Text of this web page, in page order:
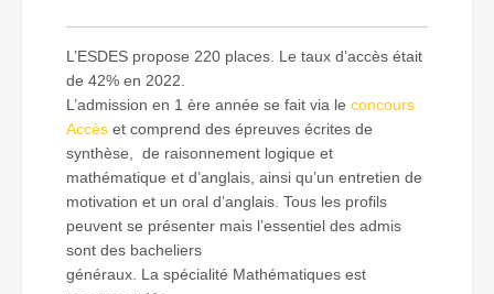
L’ESDES propose 220 places. Le taux d’accès était
de 42% en 2022.
L’admission en 1 ère année se fait via le concours
Accès et comprend des épreuves écrites de
synthèse, de raisonnement logique et
mathématique et d’anglais, ainsi qu’un entretien de
motivation et un oral d’anglais. Tous les profils
peuvent se présenter mais l’essentiel des admis
sont des bacheliers
généraux. La spécialité Mathématiques est